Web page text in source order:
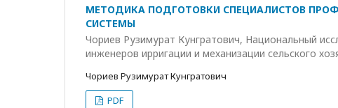
МЕТОДИКА ПОДГОТОВКИ СПЕЦИАЛИСТОВ
СИСТЕМЫ
Чориев Рузимурат Кунгратович, Национальный
инженеров ирригации и механизации сельского
Чориев Рузимурат Кунгратович
PDF